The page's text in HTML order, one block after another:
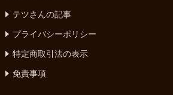
テツさんの記事
プライバシーポリシー
特定商取引法の表示
免責事項